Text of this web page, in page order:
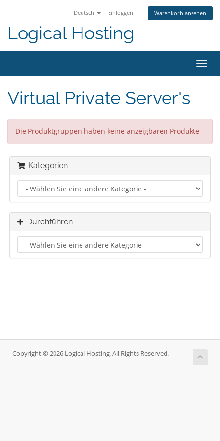
Deutsch Einloggen Warenkorb ansehen
Logical Hosting
ein-/
Virtual Private Server's
Die Produktgruppen haben keine anzeigbaren Produkte
Kategorien
Durchführen
Copyright © 2026 Logical Hosting. All Rights Reserved.